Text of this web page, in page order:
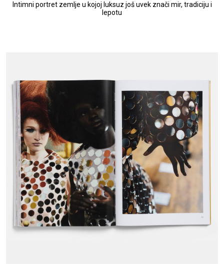
Intimni portret zemlje u kojoj luksuz još uvek znači mir, tradiciju i
lepotu